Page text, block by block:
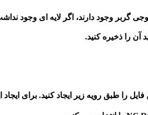
گربر وجود دارند، اگر لایه ای وجود